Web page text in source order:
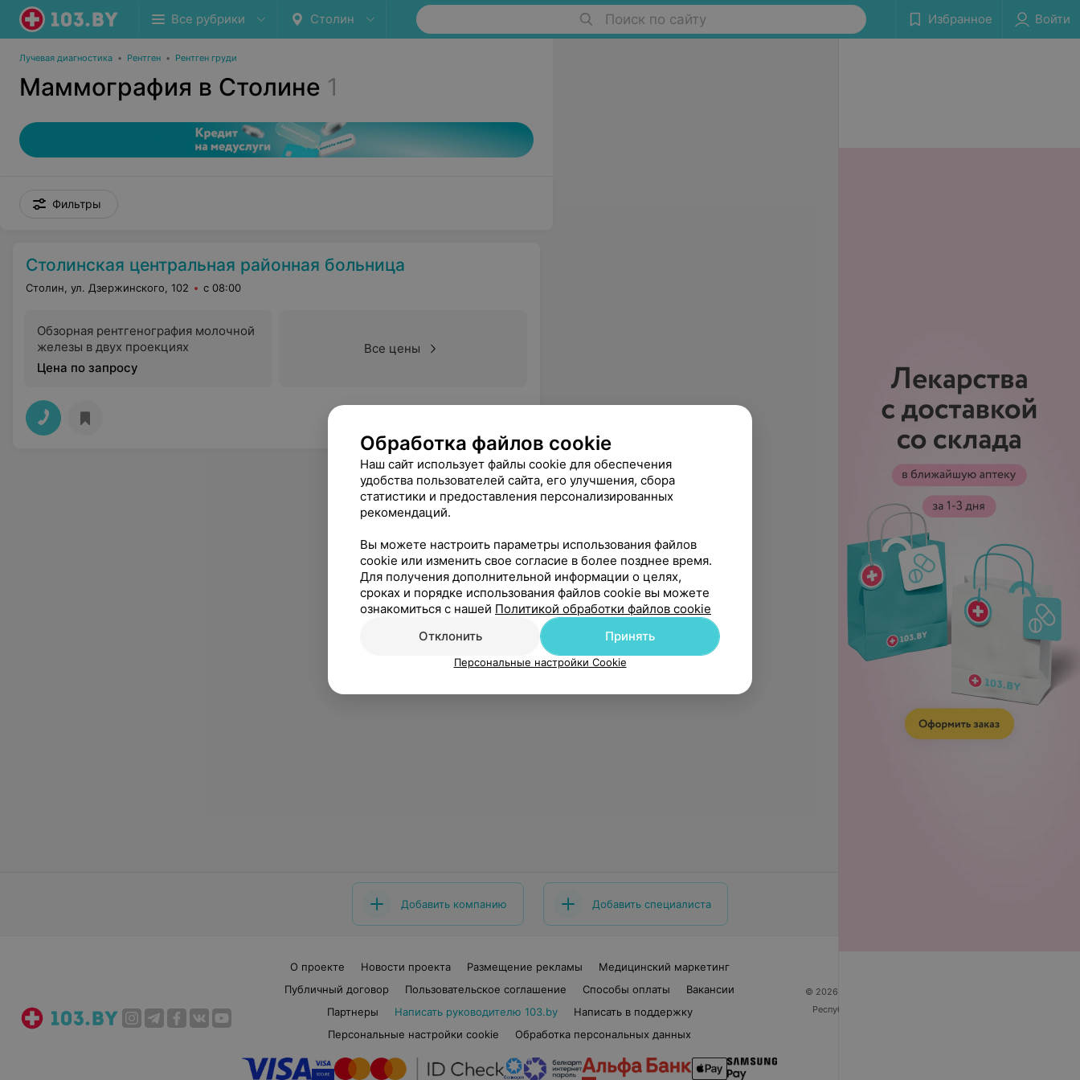
Все рубрики Столин Поиск по сайту Избранное Войти
Лучевая диагностика • Рентген • Рентген груди
Маммография в Столине 1
Фильтры
Столинская центральная районная больница
Столин, ул. Дзержинского, 102 с 08:00
Обзорная рентгенография молочной
железы в двух проекциях
Цена по запросу
Все цены
Добавить компанию Добавить специалиста
О проекте Новости проекта Размещение рекламы
Медицинский маркетинг
Публичный договор
Пользовательское соглашение Способы оплаты
Вакансии
Партнеры
Написать руководителю 103.by
Написать в поддержку
Персональные настройки cookie
Обработка персональных данных
© 2026 ООО «Артокс Лаб», УНП 191700409
Республика Беларусь, г. Минск, улица Толбухина, 2,
Обработка файлов cookie
Наш сайт использует файлы cookie для обеспечения
удобства пользователей сайта, его улучшения, сбора
статистики и предоставления персонализированных
рекомендаций.
Вы можете настроить параметры использования файлов
cookie или изменить свое согласие в более позднее время.
Для получения дополнительной информации о целях,
сроках и порядке использования файлов cookie вы можете
ознакомиться с нашей Политикой обработки файлов cookie
Отклонить
Принять
Персональные настройки Cookie